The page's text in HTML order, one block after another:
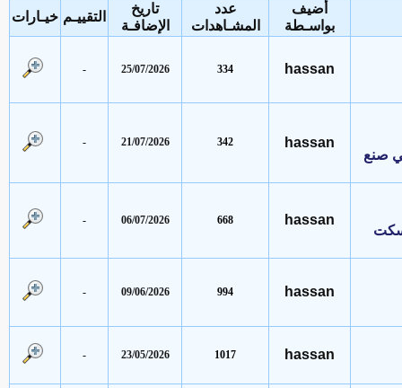
أضيف
بواسـطة
عدد
المشـاهدات
تاريخ
الإضافـة
التقييـم خيـارات
hassan
25/07/2026
hassan
21/07/2026
hassan
06/07/2026
hassan
09/06/2026
hassan
1017
23/05/2026